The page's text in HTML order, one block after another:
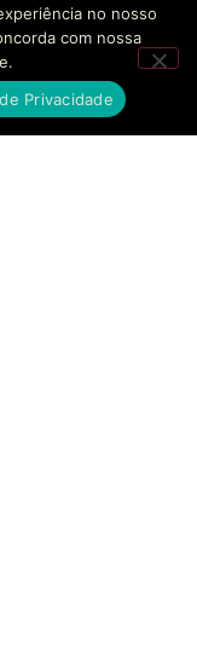
no nosso
com nossa
Privacidade